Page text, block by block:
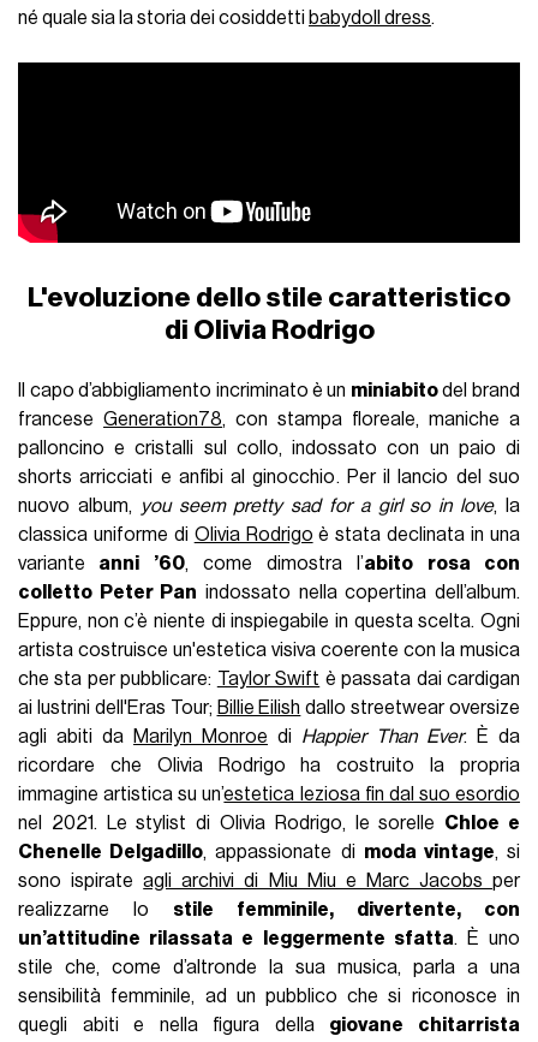
né quale sia la storia dei cosiddetti babydoll dress.
L'evoluzione dello stile caratteristico
di Olivia Rodrigo
Il capo d’abbigliamento incriminato è un miniabitodel brand
franceseGeneration78, con stampa floreale, maniche a
palloncino e cristalli sul collo, indossato con un paio di
shorts arricciati e anfibi al ginocchio. Per il lancio del suo
nuovo album,
you seem pretty sad for a girl so in love, la
classica uniforme di Olivia Rodrigo è stata declinata in una
variante anni ’60, come dimostra l’abito rosa con
colletto Peter Pan indossato nella copertina dell’album.
Eppure, non c’è niente di inspiegabile in questa scelta. Ogni
artista costruisce un'estetica visiva coerente con la musica
che sta per pubblicare: Taylor Swift è passata dai cardigan
ai lustrini dell'Eras Tour; Billie Eilish dallo streetwear oversize
agli abiti da
Marilyn Monroe di Happier Than Ever. È da
ricordare che Olivia Rodrigo ha costruito la propria
immagine artistica su un’estetica leziosa fin dal suo esordio
nel 2021. Le stylist di Olivia Rodrigo, le sorelle Chloe e
Chenelle Delgadillo, appassionate di moda vintage, si
sono ispirateagli archivi di Miu Miu e Marc Jacobs per
realizzarne lo stile femminile, divertente, con
un’attitudine rilassata e leggermente sfatta. È uno
stile che, come d’altronde la sua musica, parla a una
sensibilità femminile, ad un pubblico che si riconosce in
quegli abiti e nella figura della giovane chitarrista